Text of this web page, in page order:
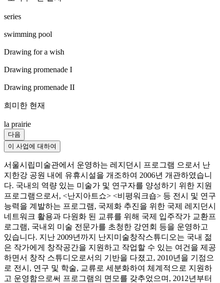
series
swimming pool
Drawing for a wish
Drawing promenade I
Drawing promenade II
희미한 현재
la prairie
다음
이 사업에 대하여
서울시립미술관에서 운영하는 레지던시 프로그램 으로서 난
지한강 공원 내에 유휴시설을 개조하여 2006년 개관하였습니
다. 국내의 역량 있는 미술가 및 연구자를 양성하기 위한 지원
프로그램으로서, <난지아트쇼> <비평워크숍> 등 전시 및 연구
능력을 계발하는 프로그램, 국제화 추진을 위한 국제 레지던시
네트워크 활용과 다원화 된 교류를 위해 국제 입주작가 교환프
로그램, 국내외 미술 전문가를 초청한 강연회 등을 운영하고
있습니다. 지난 2009년까지 난지미술창작스튜디오는 국내 젊
은 작가에게 창작공간을 지원하고 작업할 수 있는 여건을 제공
하면서 창작 스튜디오로서의 기반을 다졌고, 2010년을 기점으
로 전시, 연구 및 학술, 교류로 세분화하여 체계적으로 지원하
고 운영함으로써 프로그램의 면모를 갖추었으며, 2012년부터